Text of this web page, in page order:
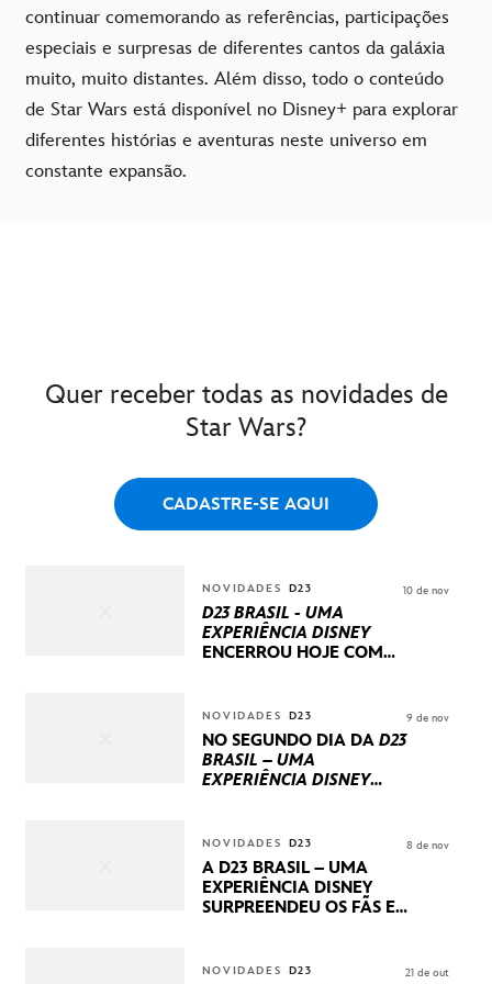
continuar comemorando as referências, participações
especiais e surpresas de diferentes cantos da galáxia
muito, muito distantes. Além disso, todo o conteúdo
de Star Wars está disponível no Disney+ para explorar
diferentes histórias e aventuras neste universo em
constante expansão.
Quer receber todas as novidades de
Star Wars?
CADASTRE-SE AQUI
NOVIDADES D23
D23 BRASIL - UMA
EXPERIÊNCIA DISNEY
ENCERROU HOJE COM
INTERNACIONAIS E
PRODUÇÕES BRASILEIRAS
10 de nov
NOVIDADES D23
NO SEGUNDO DIA DA D23
BRASIL – UMA
EXPERIÊNCIA DISNEY
STUDIOS REVELARAM
PRÉVIAS E NOVIDADES
DOS SEUS PRÓXIMOS
LANÇAMENTOS
9 de nov
NOVIDADES D23
A D23 BRASIL – UMA
EXPERIÊNCIA DISNEY
SURPREENDEU OS FÃS EM
APRESENTAÇÕES E
8 de nov
NOVIDADES D23 21 de out